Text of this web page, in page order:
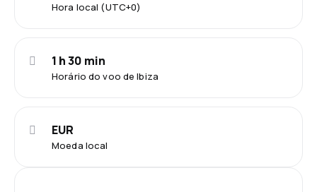
Hora local (UTC+0)
Horário do voo de Ibiza
1 h 30 min
Moeda local
EUR